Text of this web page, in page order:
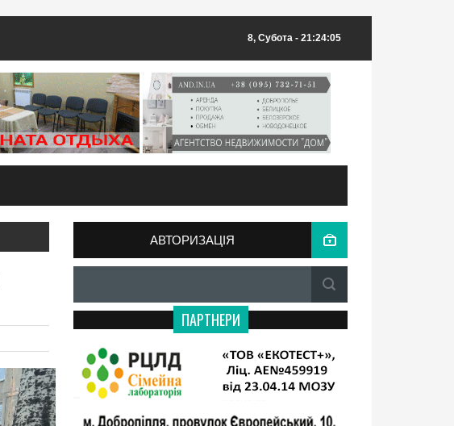
8, Субота - 21:24:05
АВТОРИЗАЦІЯ
ПАРТНЕРИ